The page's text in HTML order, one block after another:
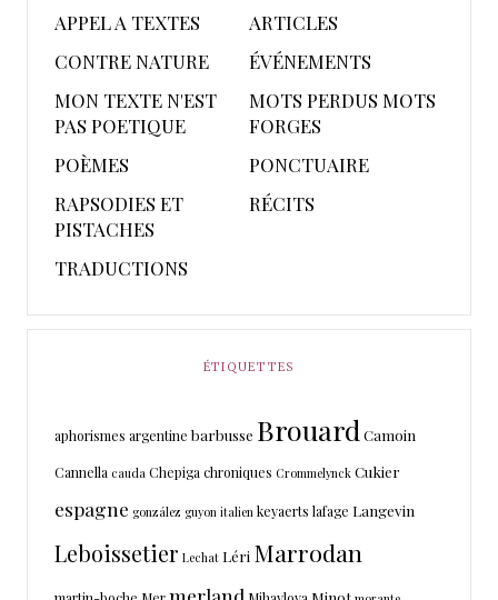
APPEL A TEXTES
ARTICLES
CONTRE NATURE
ÉVÉNEMENTS
MON TEXTE N'EST
PAS POETIQUE
MOTS PERDUS MOTS
FORGES
POÈMES
PONCTUAIRE
RAPSODIES ET
PISTACHES
RÉCITS
TRADUCTIONS
ÉTIQUETTES
aphorismes argentine barbusse Brouard Camoin
Cannella cauda Chepigachroniques Crommelynck Cukier
espagne gonzález guyon italien keyaerts lafage Langevin
Leboissetier Lechat Léri Marrodan